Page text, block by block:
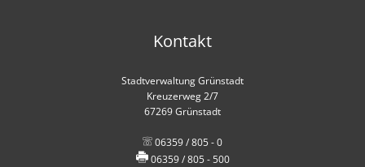
Kontakt
Stadtverwaltung Grünstadt
Kreuzerweg 2/7
67269 Grünstadt
06359 / 805 - 0
06359 / 805 - 500